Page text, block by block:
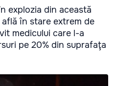
explozia din această
în stare extrem de
medicului care l-a
pe 20% din suprafaţa